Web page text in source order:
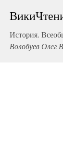
История.
Волобуев Олег